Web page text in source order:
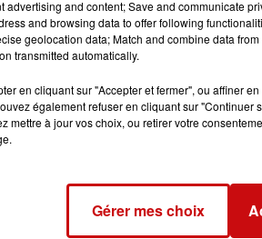
auprès des compagnies de
à créer avant la fin du quinquennat.
annonce. Sujet diffusé dans le
Mulhouse et Wissembourg avec la
advertising and content; Save and communicate
and browsing data to offer following
geolocation data; Match and combine data
transmitted automatically.
en cliquant sur "Accepter et fermer", ou affiner
également refuser en cliquant sur
mettre à jour vos choix, ou retirer votre
Gérer mes choix